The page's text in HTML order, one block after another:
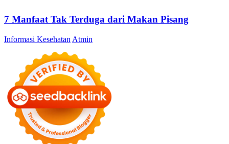
7 Manfaat Tak Terduga dari Makan Pisang
Informasi Kesehatan Atmin